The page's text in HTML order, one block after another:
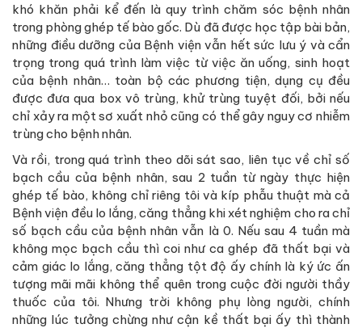
khó khăn phải kể đến là quy trình chăm sóc bệnh nhân
trong phòng ghép tế bào gốc. Dù đã được học tập bài bản,
những điều dưỡng của Bệnh viện vẫn hết sức lưu ý và cẩn
trọng trong quá trình làm việc từ việc ăn uống, sinh hoạt
của bệnh nhân… toàn bộ các phương tiện, dụng cụ đều
được đưa qua box vô trùng, khử trùng tuyệt đối, bởi nếu
chỉ xảy ra một sơ xuất nhỏ cũng có thể gây nguy cơ nhiễm
trùng cho bệnh nhân.
Và rồi, trong quá trình theo dõi sát sao, liên tục về chỉ số
bạch cầu của bệnh nhân, sau 2 tuần từ ngày thực hiện
ghép tế bào, không chỉ riêng tôi và kíp phẫu thuật mà cả
Bệnh viện đều lo lắng, căng thẳng khi xét nghiệm cho ra chỉ
số bạch cầu của bệnh nhân vẫn là 0. Nếu sau 4 tuần mà
không mọc bạch cầu thì coi như ca ghép đã thất bại và
cảm giác lo lắng, căng thẳng tột độ ấy chính là ký ức ấn
tượng mãi mãi không thể quên trong cuộc đời người thầy
thuốc của tôi. Nhưng trời không phụ lòng người, chính
những lúc tưởng chừng như cận kề thất bại ấy thì thành